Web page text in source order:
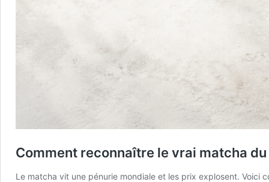
Comment reconnaître le vrai matcha
Le matcha vit une pénurie mondiale et les prix explosent. Voici